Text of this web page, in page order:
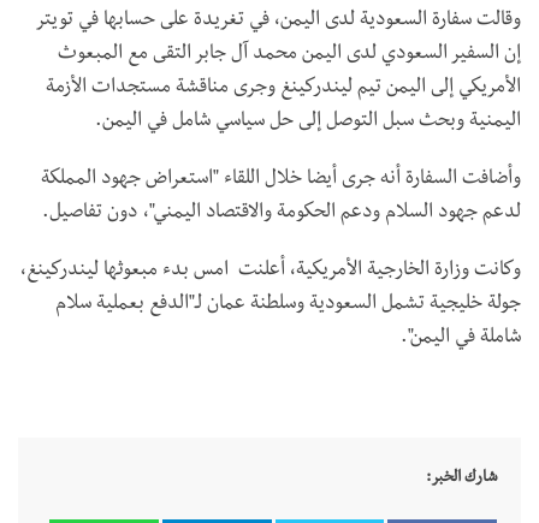
وقالت سفارة السعودية لدى اليمن، في تغريدة على حسابها في تويتر
إن السفير السعودي لدى اليمن محمد آل جابر التقى مع المبعوث
الأمريكي إلى اليمن تيم ليندركينغ وجرى مناقشة مستجدات الأزمة
اليمنية وبحث سبل التوصل إلى حل سياسي شامل في اليمن.
وأضافت السفارة أنه جرى أيضا خلال اللقاء "استعراض جهود المملكة
لدعم جهود السلام ودعم الحكومة والاقتصاد اليمني"، دون تفاصيل.
وكانت وزارة الخارجية الأمريكية، أعلنت امس بدء مبعوثها ليندركينغ،
جولة خليجية تشمل السعودية وسلطنة عمان لـ"الدفع بعملية سلام
شاملة في اليمن".
شارك الخبر: